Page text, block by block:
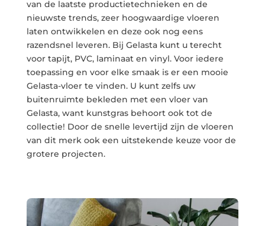
van de laatste productietechnieken en de
nieuwste trends, zeer hoogwaardige vloeren
laten ontwikkelen en deze ook nog eens
razendsnel leveren. Bij Gelasta kunt u terecht
voor tapijt, PVC, laminaat en vinyl. Voor iedere
toepassing en voor elke smaak is er een mooie
Gelasta-vloer te vinden. U kunt zelfs uw
buitenruimte bekleden met een vloer van
Gelasta, want kunstgras behoort ook tot de
collectie! Door de snelle levertijd zijn de vloeren
van dit merk ook een uitstekende keuze voor de
grotere projecten.